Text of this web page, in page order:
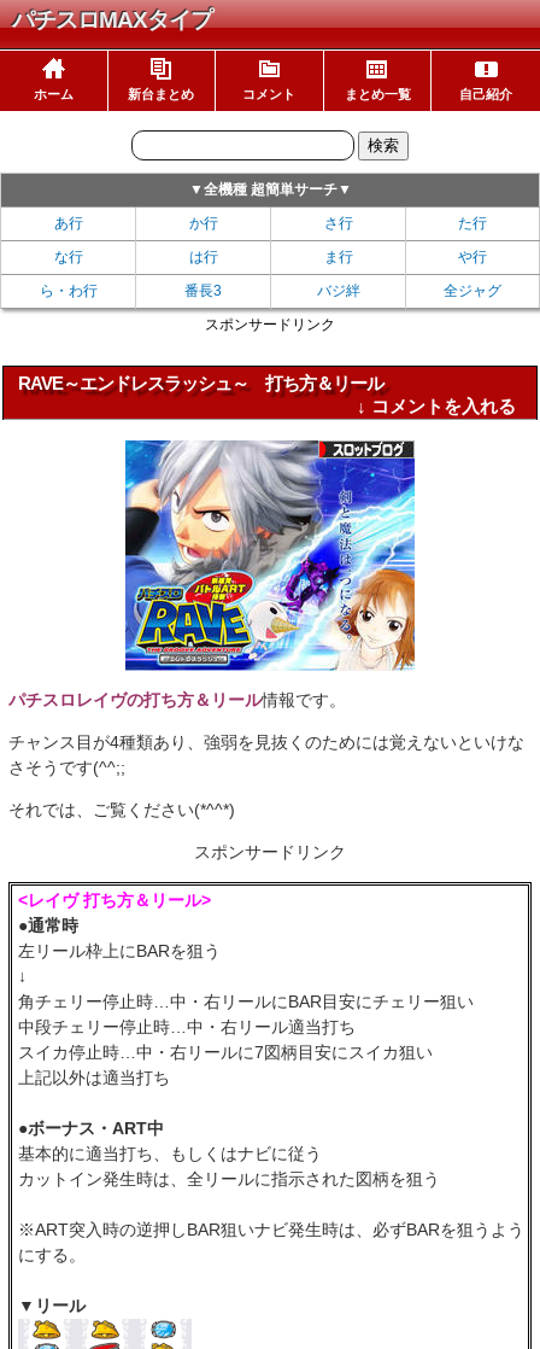
パチスロMAXタイプ
ホーム 新台まとめ コメント まとめ一覧 自己紹介
▼全機種 超簡単サーチ▼
あ行
か行 さ行
た行
な行
は行 ま行
や行
ら・わ行
番長3 バジ絆
全ジャグ
スポンサードリンク
RAVE～エンドレスラッシュ～ 打ち方＆リール
↓ コメントを入れる
パチスロレイヴの打ち方＆リール情報です。
チャンス目が4種類あり、強弱を見抜くのためには覚えないといけな
さそうです(^^;;
それでは、ご覧ください(*^^*)
スポンサードリンク
<レイヴ 打ち方＆リール>
●通常時
左リール枠上にBARを狙う
↓
角チェリー停止時…中・右リールにBAR目安にチェリー狙い
中段チェリー停止時…中・右リール適当打ち
スイカ停止時…中・右リールに7図柄目安にスイカ狙い
上記以外は適当打ち
●ボーナス・ART中
基本的に適当打ち、もしくはナビに従う
カットイン発生時は、全リールに指示された図柄を狙う
※ART突入時の逆押しBAR狙いナビ発生時は、必ずBARを狙うよう
にする。
▼リール